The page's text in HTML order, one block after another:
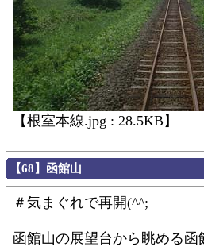
【根室本線.jpg : 28.5KB】
【68】函館山
＃気まぐれで再開(^^;
函館山の展望台から眺める函